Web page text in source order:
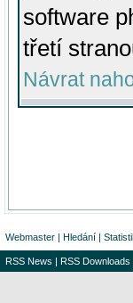
software
třetí
Návrat
Webmaster | Hledání |
RSS News | RSS Downloads